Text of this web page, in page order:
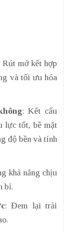
Rút mở kết hợp
và tối ưu hóa
: Kết cấu
lực tốt, bề mặt
độ bền và tính
khả năng chịu
bỉ.
: Đem lại trải